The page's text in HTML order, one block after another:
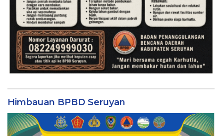
Himbauan BPBD Seruyan